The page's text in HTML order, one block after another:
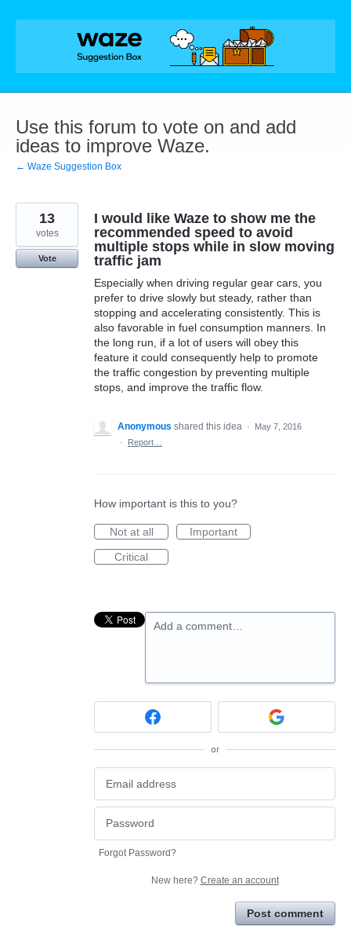
Skip
Use this forum to vote on and add
ideas to improve Waze.
← Waze Suggestion Box
I would like Waze to show me the
recommended speed to avoid
multiple stops while in slow moving
traffic jam
Especially when driving regular gear cars, you
prefer to drive slowly but steady, rather than
stopping and accelerating consistently. This is
also favorable in fuel consumption manners. In
the long run, if a lot of users will obey this
feature it could consequently help to promote
the traffic congestion by preventing multiple
stops, and improve the traffic flow.
13
votes
Vote
Anonymous shared this idea ·
May 7, 2016
·
Report…
How important is this to you?
Not at all
Important
Critical
Add a comment…
or
Forgot Password?
New here? Create an account
Post comment